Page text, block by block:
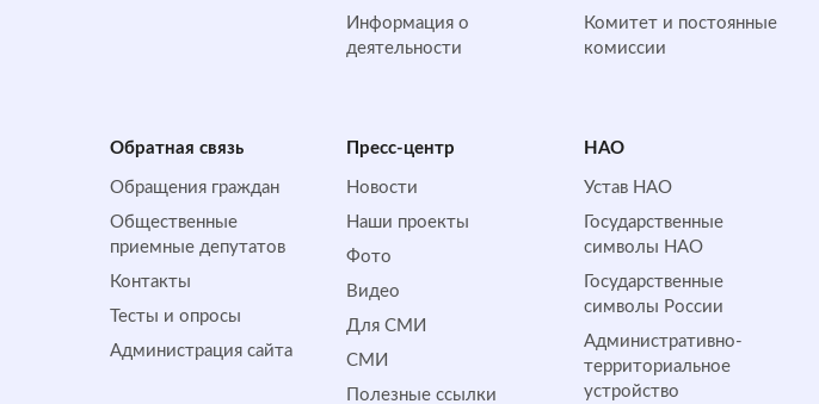
Информация о
деятельности
Комитет и постоянные
комиссии
Обратная cвязь
Обращения граждан
Общественные
приемные депутатов
Контакты
Тесты и опросы
Администрация сайта
Пресс-центр
Новости
Наши проекты
Фото
Видео
Для СМИ
СМИ
Полезные ссылки
НАО
Устав НАО
Государственные
символы НАО
Государственные
символы России
Административно-
территориальное
устройство